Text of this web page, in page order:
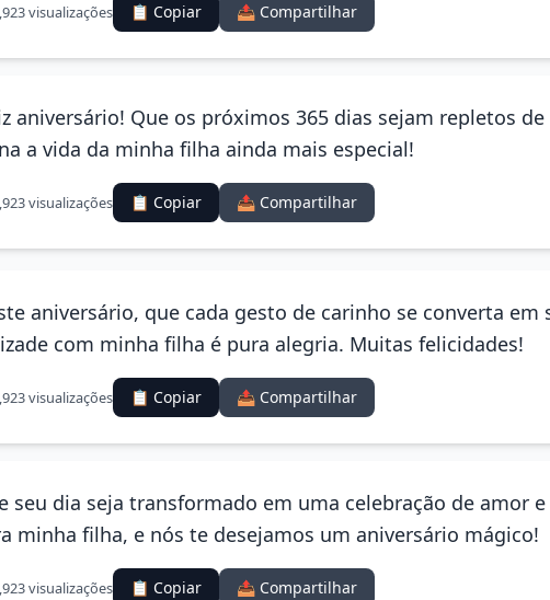
visualizações 📋 Copiar 📤 Compartilhar
aniversário! Que os próximos 365 dias sejam repletos
a vida da minha filha ainda mais especial!
visualizações 📋 Copiar 📤 Compartilhar
aniversário, que cada gesto de carinho se converta
com minha filha é pura alegria. Muitas felicidades!
visualizações 📋 Copiar 📤 Compartilhar
seu dia seja transformado em uma celebração de amor
minha filha, e nós te desejamos um aniversário mágico!
visualizações 📋 Copiar 📤 Compartilhar